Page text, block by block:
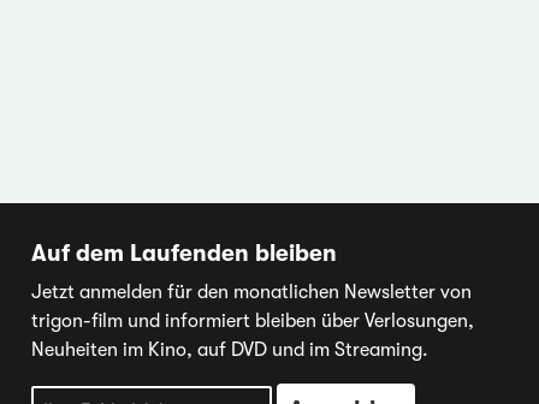
Auf dem Laufenden bleiben
Jetzt anmelden für den monatlichen Newsletter von
trigon-film und informiert bleiben über Verlosungen,
Neuheiten im Kino, auf DVD und im Streaming.